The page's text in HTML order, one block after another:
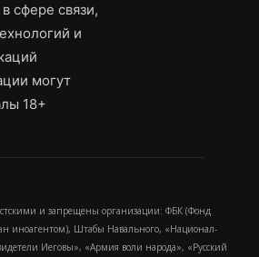
сфере связи,
и
могут
18+
и запрещены организации: ФБК (Фонд
иноагентом), Штабы Навального, «Национал-
Иеговы», «Армия воли народа», «Русский